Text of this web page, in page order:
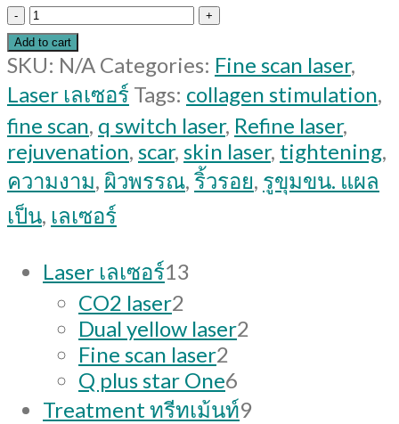
เลเซอร์
รักษา
แผล
เป็น
หลุม
สิว
และ
แตก
ลาย
(Refine
laser)
quantity
Add to cart
SKU: N/A Categories: Fine scan laser,
Laser เลเซอร์ Tags: collagen stimulation,
fine scan, q switch laser, Refine laser,
rejuvenation, scar, skin laser, tightening,
ความงาม, ผิวพรรณ, ริ้วรอย, รูขุมขน. แผล
เป็น, เลเซอร์
Laser เลเซอร์13
CO2 laser2
products
Dual yellow laser2
Fine scan laser2
products
Q plus star One6
products
Treatment ทรีทเม้นท์99